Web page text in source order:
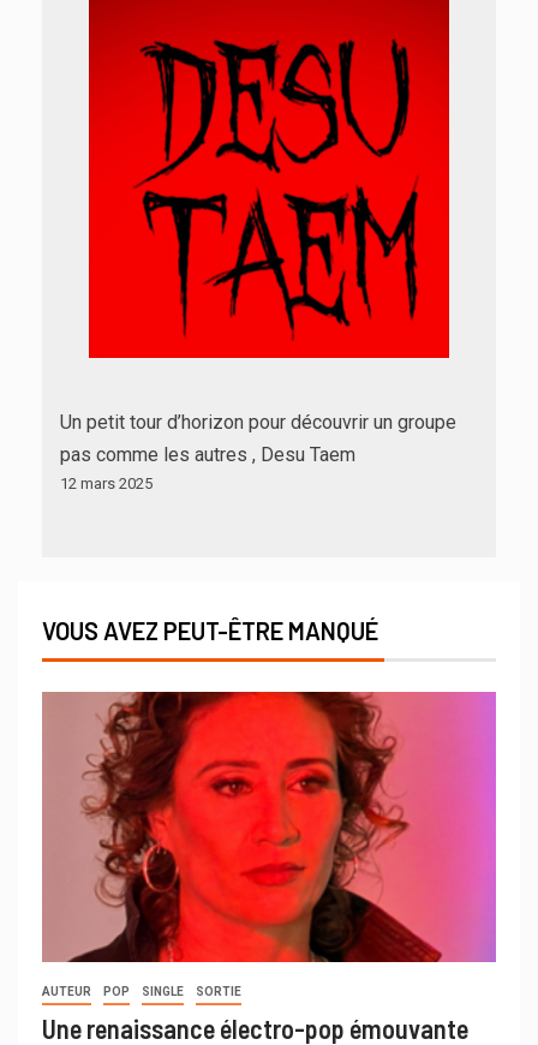
Un petit tour d’horizon pour découvrir un groupe
pas comme les autres , Desu Taem
12 mars 2025
VOUS AVEZ PEUT-ÊTRE MANQUÉ
AUTEUR POP SINGLE SORTIE
Une renaissance électro-pop émouvante